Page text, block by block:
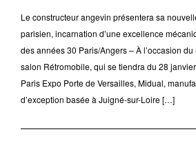
Le constructeur angevin présentera sa
parisien, incarnation d’une excellence
des années 30 Paris/Angers – À l’occasion
salon Rétromobile, qui se tiendra du 28
Paris Expo Porte de Versailles, Midual,
d’exception basée à Juigné-sur-Loire […]